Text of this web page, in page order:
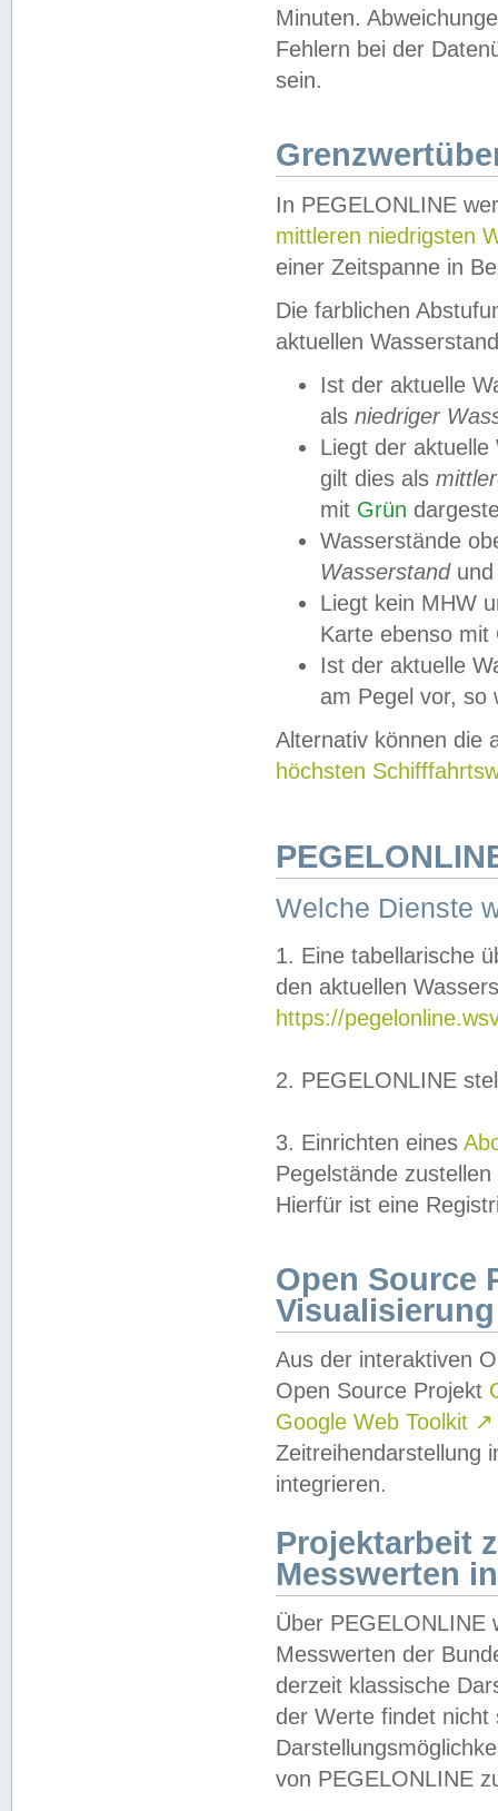
Minuten.
Fehlern bei der
sein.
In PEGELONLINE
mittleren niedrigsten
einer Zeitspanne in
Die farblichen
aktuellen
Ist der aktuelle
als niedriger
Liegt der
gilt dies als
mit Grün
Wasserstände
Wasserstandund
Liegt kein MHW
Karte ebenso mit
Ist der aktuelle
am Pegel vor,
Alternativ können die
höchsten
Welche Dienste
1. Eine tabellarische
den aktuellen
https://
2. PEGELONLINE
3. Einrichten eines
Pegelstände
Hierfür ist eine
Open Source
Visualisierung
Aus der interaktiven
Open Source Projekt
Google Web Toolkit ↗
Zeitreihendarstellung
integrieren.
Projektarbeit
Messwerten
Über PEGELONLINE
Messwerten der
derzeit klassische
der Werte findet
von PEGELONLINE